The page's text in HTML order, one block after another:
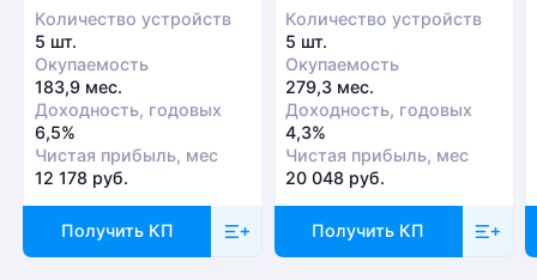
Количество устройств
5 шт.
Окупаемость
183,9 мес.
Доходность, годовых
6,5%
Чистая прибыль, мес
12 178 руб.
Получить КП
Количество устройств
5 шт.
Окупаемость
279,3 мес.
Доходность, годовых
4,3%
Чистая прибыль, мес
20 048 руб.
Получить КП